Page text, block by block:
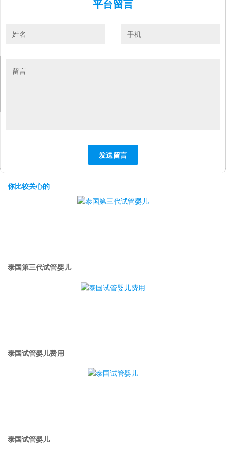
平台留言
你比较关心的
泰国第三代试管婴儿
泰国试管婴儿费用
泰国试管婴儿